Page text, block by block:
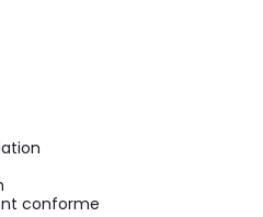
conforme